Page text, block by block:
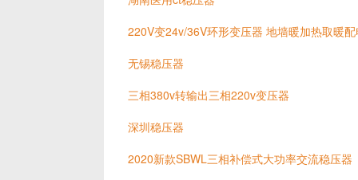
220V变24v/36V环形变压器 地墙暖加热取暖
无锡稳压器
三相380v转输出三相220v变压器
深圳稳压器
2020新款SBWL三相补偿式大功率交流稳压器